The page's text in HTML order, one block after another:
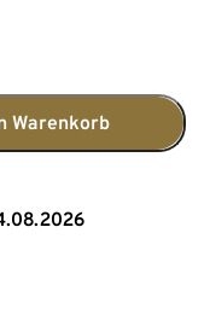
Warenkorb